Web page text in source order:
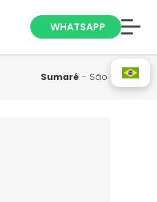
WHATSAPP
Anuncie seu
Imóvel
Trabalhe Conosco
Sumaré - São Paulo